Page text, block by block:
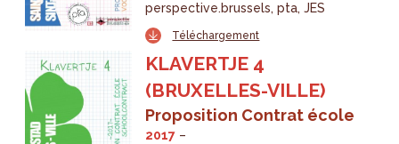
perspective.brussels pta JES
Téléchargement
KLAVERTJE 4
(BRUXELLES-VILLE)
Proposition Contrat école
2017